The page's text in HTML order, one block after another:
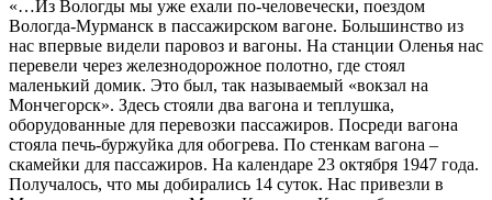
«…Из Вологды мы уже ехали по-человечески, поездом
Вологда-Мурманск в пассажирском вагоне. Большинство из
нас впервые видели паровоз и вагоны. На станции Оленья нас
перевели через железнодорожное полотно, где стоял
маленький домик. Это был, так называемый «вокзал на
Мончегорск». Здесь стояли два вагона и теплушка,
оборудованные для перевозки пассажиров. Посреди вагона
стояла печь-буржуйка для обогрева. По стенкам вагона –
скамейки для пассажиров. На календаре 23 октября 1947 года.
Получалось, что мы добирались 14 суток. Нас привезли в